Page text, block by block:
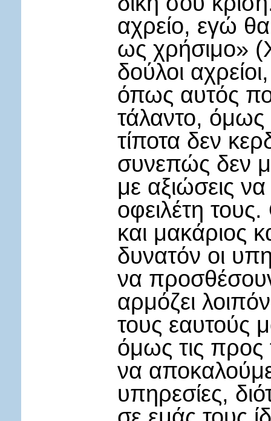
αχρείο, εγώ
ως χρήσιμο»
δούλοι αχρείοι,
όπως αυτός
τάλαντο, όμως
τίποτα δεν
συνεπώς δεν
με αξιώσεις
οφειλέτη
και μακάριος
δυνατόν οι
να προσθέσουν
αρμόζει
τους εαυτούς
όμως τις προς
να
υπηρεσίες,